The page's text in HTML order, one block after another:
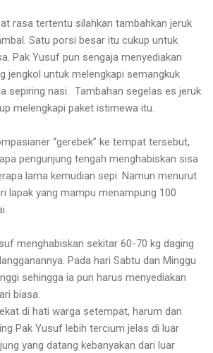
rasa tertentu silahkan tambahkan jeruk
Satu porsi besar itu cukup untuk
Pak Yusuf pun sengaja menyediakan
jengkol untuk melengkapi semangkuk
sepiring nasi.
Tambahan segelas es jeruk
melengkapi paket istimewa itu.
“gerebek” ke tempat tersebut,
pengunjung tengah menghabiskan sisa
lama kemudian sepi. Namun menurut
lapak yang mampu menampung 100
menghabiskan sekitar 60-70 kg daging
Pada hari Sabtu dan Minggu
sehingga ia pun harus menyediakan
biasa.
di hati warga setempat, harum dan
Pak Yusuf lebih tercium jelas di luar
yang datang kebanyakan dari luar